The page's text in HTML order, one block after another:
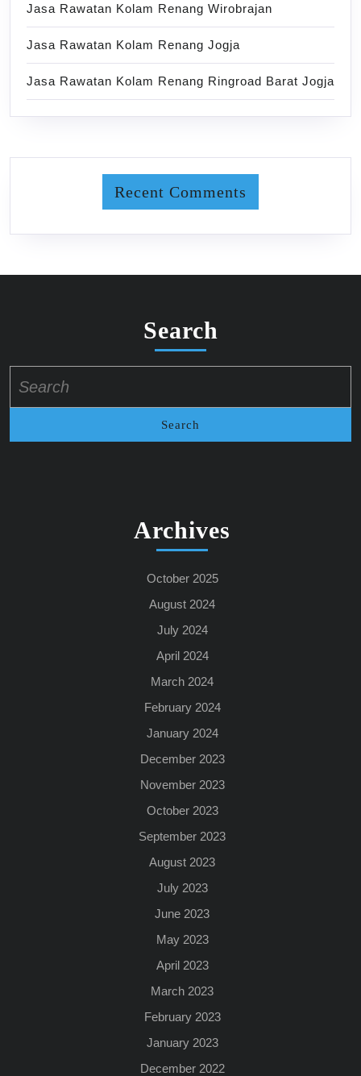
Jasa Rawatan Kolam Renang Wirobrajan
Jasa Rawatan Kolam Renang Jogja
Jasa Rawatan Kolam Renang Ringroad Barat Jogja
Recent Comments
Search
for:
Archives
October 2025
August 2024
July 2024
April 2024
March 2024
February 2024
January 2024
December 2023
November 2023
October 2023
September 2023
August 2023
July 2023
June 2023
May 2023
April 2023
March 2023
February 2023
January 2023
December 2022